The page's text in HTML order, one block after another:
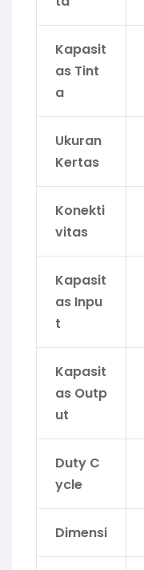
Kapasit
as Tint
a
Ukuran
Kertas
Konekti
vitas
Kapasit
as Inpu
t
Kapasit
as Outp
ut
Duty C
ycle
Dimensi